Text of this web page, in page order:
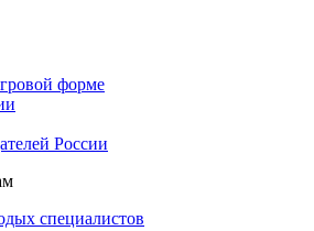
форме
России
специалистов